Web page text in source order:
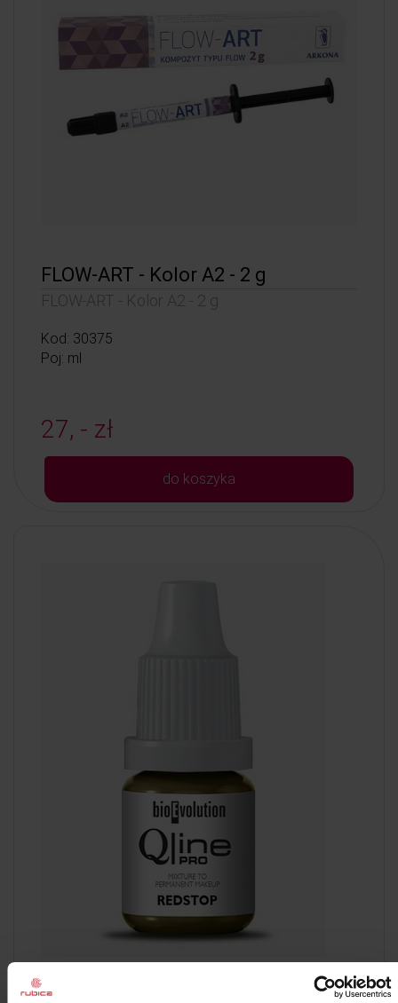
FLOW-ART - Kolor A2 - 2 g
FLOW-ART - Kolor A2 - 2 g
Kod: 30375
Poj: ml
27, - zł
do koszyka